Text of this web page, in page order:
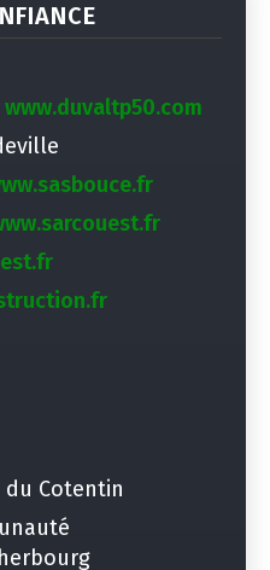
www.duvaltp50.com
du Cotentin